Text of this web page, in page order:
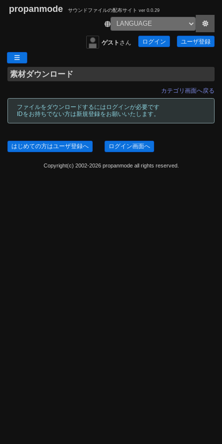
propanmode サウンドファイルの配布サイト ver 0.0.29
ゲスト さん ログイン ユーザ登録
素材ダウンロード
カテゴリ画面へ戻る
ファイルをダウンロードするにはログインが必要です
IDをお持ちでない方は新規登録をお願いいたします。
はじめての方はユーザ登録へ ログイン画面へ
Copyright(c) 2002-2026 propanmode all rights reserved.